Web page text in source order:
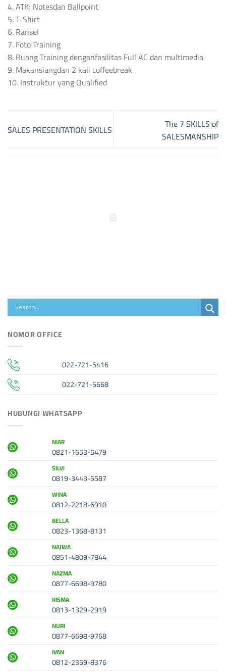
4. ATK: Notesdan Ballpoint
5. T-Shirt
6. Ransel
7. Foto Training
8. Ruang Training denganfasilitas Full AC dan multimedia
9. Makansiangdan 2 kali coffeebreak
10. Instruktur yang Qualified
SALES PRESENTATION SKILLS
The 7 SKILLS of
SALESMANSHIP
NOMOR OFFICE
022-721-5416
022-721-5668
HUBUNGI WHATSAPP
NIAR
0821-1653-5479
SILVI
0819-3443-5587
WINA
0812-2218-6910
BELLA
0823-1368-8131
NAJWA
0851-4809-7844
NAZMA
0877-6698-9780
RISMA
0813-1329-2919
NURI
0877-6698-9768
IVAN
0812-2359-8376